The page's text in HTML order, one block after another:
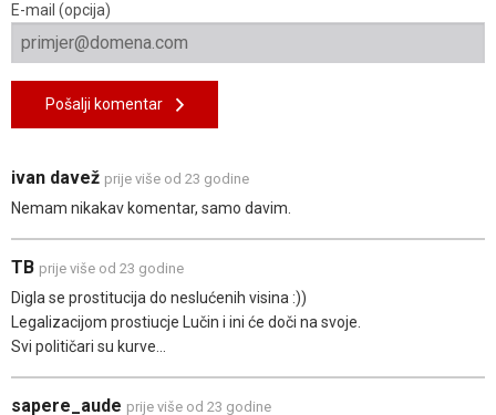
E-mail (opcija)
Pošalji komentar
ivan davež prije više od 23 godine
Nemam nikakav komentar, samo davim.
TB prije više od 23 godine
Digla se prostitucija do neslućenih visina :))
Legalizacijom prostiucje Lučin i ini će doči na svoje.
Svi političari su kurve...
sapere_aude prije više od 23 godine